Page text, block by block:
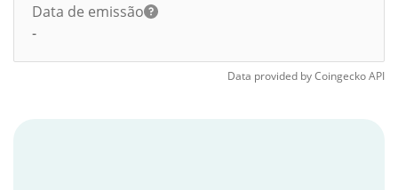
Data de emissão
-
Data provided byCoingeckoAPI